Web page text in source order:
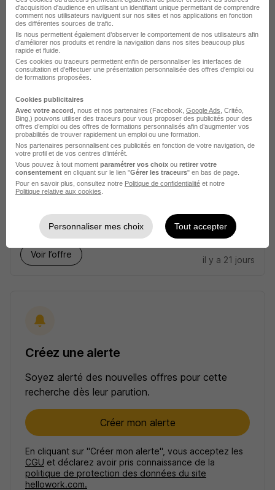
Maubec - 38
Alternance
492,22 - 1 823,03 € / mois
Voir l’offre
il y a 17 jours
Technico-Commercial Itinérant -
Technico-Commerciale Itinérante H/F
492,22 - 1 823,03 € / mois
Voir l’offre
il y a 21 jours
Créez une alerte
Soyez alerté des nouvelles offres pour cette
recherche dès leur parution.
Créer mon alerte
En cliquant sur "Créer mon alerte", vous acceptez les
CGU et déclarez avoir pris connaissance de la
politique de protection des données du site
hellowork.com.
d'acquisition d'audience en utilisant un identifiant unique permettant de comprendre
comment nos utilisateurs naviguent sur nos sites et nos applications en fonction
des différentes sources de trafic.
Ils nous permettent également d’observer le comportement de nos utilisateurs afin
d'améliorer nos produits et rendre la navigation dans nos sites beaucoup plus
rapide et fluide.
Ces cookies ou traceurs permettent enfin de personnaliser les interfaces de
consultation et d'effectuer une présentation personnalisée des offres d'emploi ou
de formations proposées.
Cookies publicitaires
Avec votre accord , nous et nos partenaires (Facebook, Google Ads , Critéo,
Bing,) pouvons utiliser des traceurs pour vous proposer des publicités pour des
offres d’emploi ou des offres de formations personnalisés afin d’augmenter vos
probabilités de trouver rapidement un emploi ou une formation.
Nos partenaires personnalisent ces publicités en fonction de votre navigation, de
votre profil et de vos centres d’intérêt.
Vous pouvez à tout moment paramétrer vos choix ou retirer votre
consentement en cliquant sur le lien "Gérer les traceurs" en bas de page.
Pour en savoir plus, consultez notre Politique de confidentialité et notre
Politique relative aux cookies
Personnaliser mes choix Tout accepter